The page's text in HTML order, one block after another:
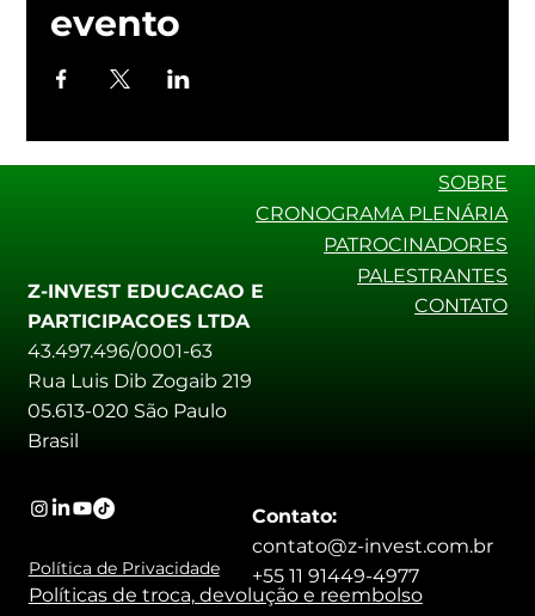
evento
SOBRE
CRONOGRAMA PLENÁRIA
PATROCINADORES
PALESTRANTES
CONTATO
Z-INVEST EDUCACAO E
PARTICIPACOES LTDA
43.497.496/0001-63
Rua Luis Dib Zogaib 219
05.613-020 São Paulo
Brasil
Contato:
contato@z-invest.com.br
+55 11 91449-4977
Política de Privacidade
Políticas de troca, devolução e reembolso